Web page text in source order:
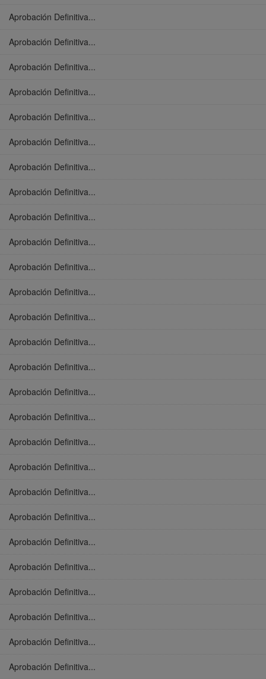
Aprobación Definitiva...
Aprobación Definitiva...
Aprobación Definitiva...
Aprobación Definitiva...
Aprobación Definitiva...
Aprobación Definitiva...
Aprobación Definitiva...
Aprobación Definitiva...
Aprobación Definitiva...
Aprobación Definitiva...
Aprobación Definitiva...
Aprobación Definitiva...
Aprobación Definitiva...
Aprobación Definitiva...
Aprobación Definitiva...
Aprobación Definitiva...
Aprobación Definitiva...
Aprobación Definitiva...
Aprobación Definitiva...
Aprobación Definitiva...
Aprobación Definitiva...
Aprobación Definitiva...
Aprobación Definitiva...
Aprobación Definitiva...
Aprobación Definitiva...
Aprobación Definitiva...
Aprobación Definitiva...